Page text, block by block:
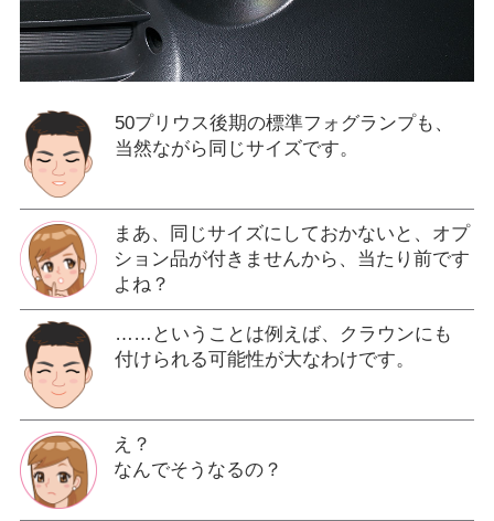
50プリウス後期の標準フォグランプも、
当然ながら同じサイズです。
まあ、同じサイズにしておかないと、オプ
ション品が付きませんから、当たり前です
よね？
……ということは例えば、クラウンにも
付けられる可能性が大なわけです。
え？
なんでそうなるの？